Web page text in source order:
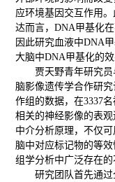
应环境基因交互作用
达而言，DNA甲基化
因此研究血液中DNA
大脑中DNA甲基化的效
贾天野青年研究员
脑影像遗传学合作研
作组的数据，在3337
相关的神经影像的表
中介分析原理，不仅
脑中对应标记物的等
组学分析中广泛存在
研究团队首先通